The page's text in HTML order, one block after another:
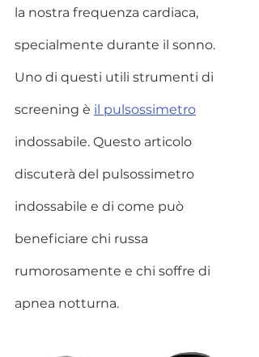
la nostra frequenza cardiaca,
specialmente durante il sonno.
Uno di questi utili strumenti di
screening è il pulsossimetro
indossabile. Questo articolo
discuterà del pulsossimetro
indossabile e di come può
beneficiare chi russa
rumorosamente e chi soffre di
apnea notturna.